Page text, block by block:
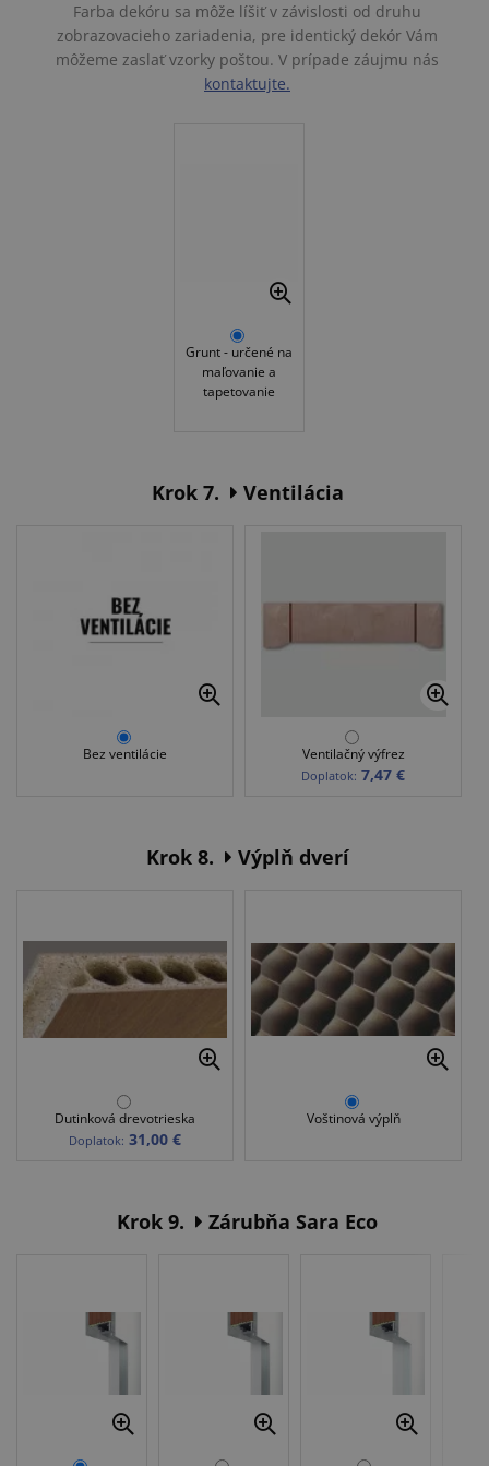
Farba dekóru sa môže líšiť v závislosti od druhu
zobrazovacieho zariadenia, pre identický dekór Vám
môžeme zaslať vzorky poštou. V prípade záujmu nás
kontaktujte.
Grunt - určené na
maľovanie a
tapetovanie
Krok 7. Ventilácia
Bez ventilácie Ventilačný výfrez
Doplatok: 7,47 €
Krok 8. Výplň dverí
Dutinková drevotrieska
Doplatok: 31,00 €
Voštinová výplň
Krok 9. Zárubňa Sara Eco